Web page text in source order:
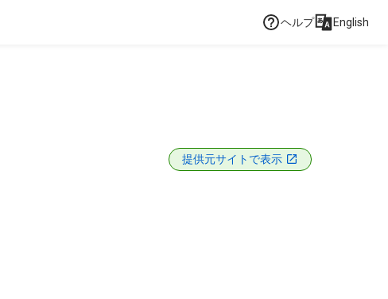
ヘルプ English
提供元サイトで表示